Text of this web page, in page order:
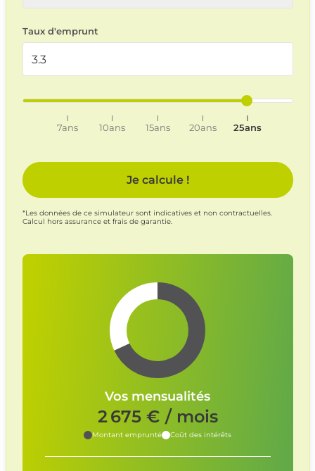
Taux d'emprunt
7ans 10ans 15ans 20ans 25ans
Je calcule !
*Les données de ce simulateur sont indicatives et non contractuelles.
Calcul hors assurance et frais de garantie.
Vos mensualités
2 675€ / mois
Montant emprunté Coût des intérêts